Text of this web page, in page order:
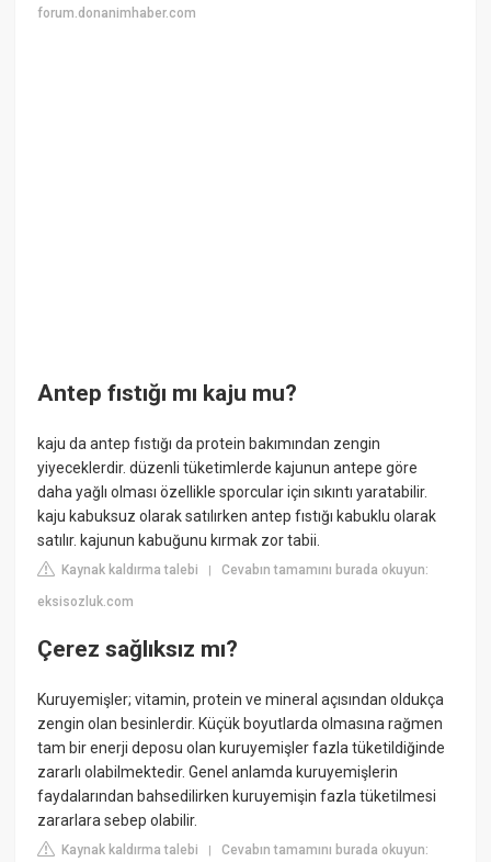
forum.donanimhaber.com
Antep fıstığı mı kaju mu?
kaju da antep fıstığı da protein bakımından zengin
yiyeceklerdir. düzenli tüketimlerde kajunun antepe göre
daha yağlı olması özellikle sporcular için sıkıntı yaratabilir.
kaju kabuksuz olarak satılırken antep fıstığı kabuklu olarak
satılır. kajunun kabuğunu kırmak zor tabii.
Kaynak kaldırma talebi |Cevabın tamamını burada okuyun:
eksisozluk.com
Çerez sağlıksız mı?
Kuruyemişler; vitamin, protein ve mineral açısından oldukça
zengin olan besinlerdir. Küçük boyutlarda olmasına rağmen
tam bir enerji deposu olan kuruyemişler fazla tüketildiğinde
zararlı olabilmektedir. Genel anlamda kuruyemişlerin
faydalarından bahsedilirken kuruyemişin fazla tüketilmesi
zararlara sebep olabilir.
Kaynak kaldırma talebi |Cevabın tamamını burada okuyun: